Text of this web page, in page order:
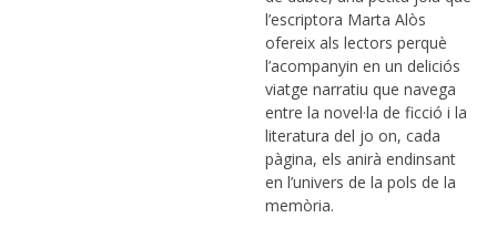
l’escriptora Marta Alòs
ofereix als lectors perquè
l’acompanyin en un deliciós
viatge narratiu que navega
entre la novel·la de ficció i la
literatura del jo on, cada
pàgina, els anirà endinsant
en l’univers de la pols de la
memòria.